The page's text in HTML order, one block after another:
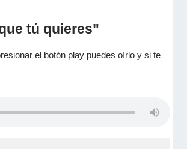
tú quieres"
el botón play puedes oírlo y si te